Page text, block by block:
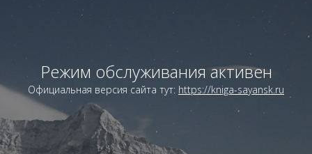
Режим обслуживания активен
Официальная версия сайта тут: https://kniga-sayansk.ru